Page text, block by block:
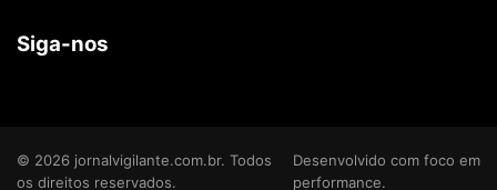
Siga-nos
© 2026 jornalvigilante.com.br. Todos
os direitos reservados.
Desenvolvido com foco em
performance.